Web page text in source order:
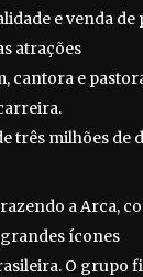
e venda de
atrações
cantora e
três milhões de
a Arca,
ícones
O grupo